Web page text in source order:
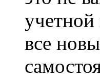
все